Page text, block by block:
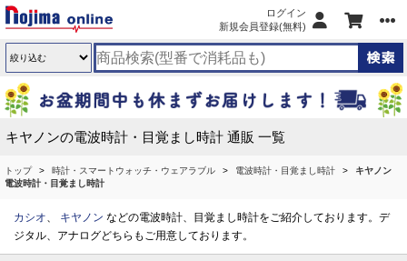
ログイン
新規会員登録(無料)
キヤノンの電波時計・目覚まし時計 通販 一覧
トップ 時計・スマートウォッチ・ウェアラブル 電波時計・目覚まし時計
キヤノン
電波時計・目覚まし時計
カシオ、 キヤノン などの電波時計、目覚まし時計をご紹介しております。デ
ジタル、アナログどちらもご用意しております。